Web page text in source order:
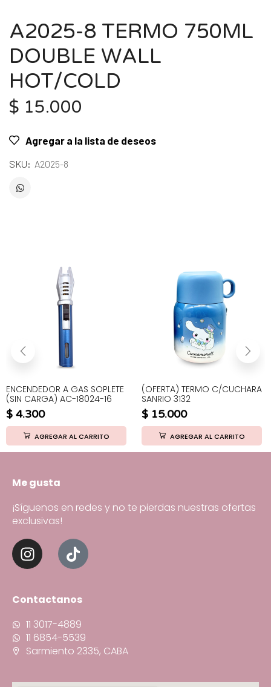
A2025-8 TERMO 750ML
DOUBLE WALL
HOT/COLD
$ 15.000
Agregar a la lista de deseos
SKU: A2025-8
ENCENDEDOR A GAS SOPLETE
(SIN CARGA) AC-18024-16
$ 4.300
AGREGAR AL CARRITO
(OFERTA) TERMO C/CUCHARA
SANRIO 3132
$ 15.000
AGREGAR AL CARRITO
Me gusta
¡Síguenos en redes y no te pierdas nuestras ofertas
exclusivas!
Contactanos
11 3017-4889
11 6854-5539
Sarmiento 2335, CABA